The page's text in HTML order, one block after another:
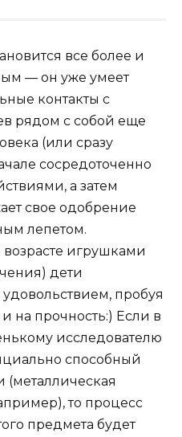
все более и
— он уже умеет
контакты с
рядом с собой еще
(или сразу
сосредоточенно
а затем
свое одобрение
лепетом.
игрушками
дети
пробуя
на прочность:) Если в
исследователю
способный
(металлическая
то процесс
предмета будет